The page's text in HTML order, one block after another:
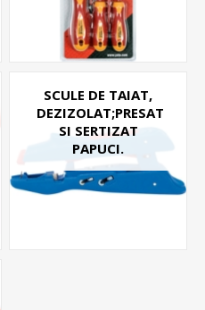
SCULE DE TAIAT,
DEZIZOLAT;PRESAT
SI SERTIZAT
PAPUCI.